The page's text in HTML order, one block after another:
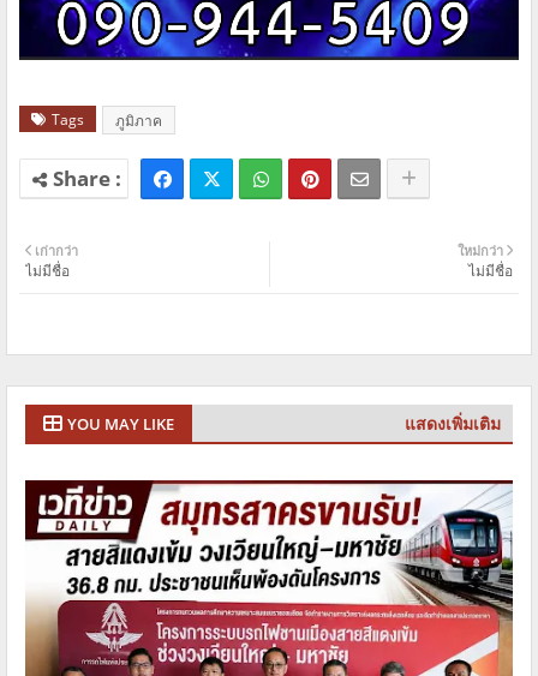
Tags ภูมิภาค
ใหม่กว่า
ไม่มีชื่อ
เก่ากว่า
ไม่มีชื่อ
YOU MAY LIKE แสดงเพิ่มเติม